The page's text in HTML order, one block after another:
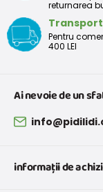
returnarea
Pentru
400 LEI
Ai nevoie de un
informații de